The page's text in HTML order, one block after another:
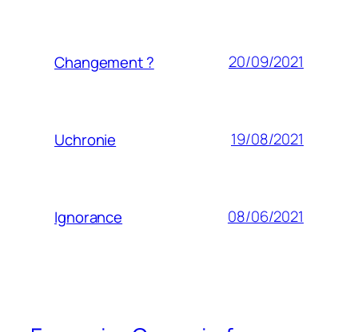
Changement ? 20/09/2021
Uchronie 19/08/2021
Ignorance 08/06/2021